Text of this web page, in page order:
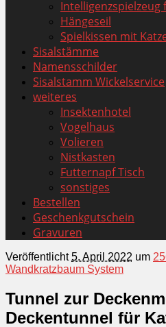
Intelligenzspielzeug
Hängeseil
Spielkissen mit
Sisalstämme
Namensschilder
Sisalstamm Wickelservice
weiteres
Insektenhotel
Vogelhaus
Volieren
Nistkasten
Futternapf Tisch
sonstiges
Bestellen
Geschenkgutschein
Gravuren
Veröffentlicht5. April 2022 um
Wandkratzbaum System
Tunnel zur
Deckentunnel für